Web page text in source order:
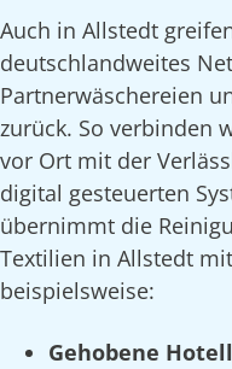
Auch in Allstedt
deutschlandweites
Partnerwäschereien
zurück. So verbinden
vor Ort mit der
digital gesteuerten
übernimmt die
Textilien in Allstedt
beispielsweise:
Gehobene